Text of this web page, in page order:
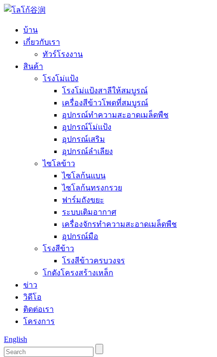
บ้าน
เกี่ยวกับเรา
ทัวร์โรงงาน
สินค้า
โรงโม่แป้ง
โรงโม่แป้งสาลีให้สมบูรณ์
เครื่องสีข้าวโพดที่สมบูรณ์
อุปกรณ์ทำความสะอาดเมล็ดพืช
อุปกรณ์โม่แป้ง
อุปกรณ์เสริม
อุปกรณ์ลำเลียง
ไซโลข้าว
ไซโลก้นแบน
ไซโลก้นทรงกรวย
ฟาร์มถังขยะ
ระบบเติมอากาศ
เครื่องจักรทำความสะอาดเมล็ดพืช
อุปกรณ์มือ
โรงสีข้าว
โรงสีข้าวครบวงจร
โกดังโครงสร้างเหล็ก
ข่าว
วิดีโอ
ติดต่อเรา
โครงการ
English